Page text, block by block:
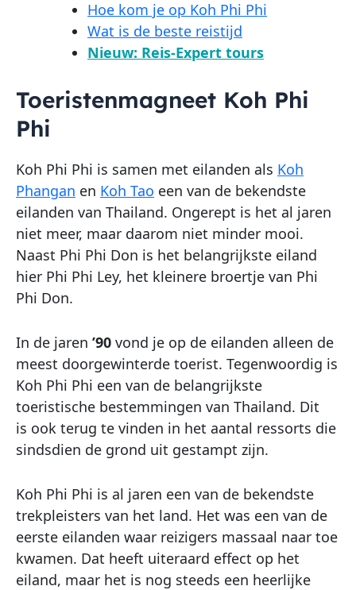
Hoe kom je op Koh Phi Phi
Wat is de beste reistijd
Nieuw: Reis-Expert tours
Toeristenmagneet Koh Phi
Phi
Koh Phi Phi is samen met eilanden als Koh
Phangan en Koh Tao een van de bekendste
eilanden van Thailand. Ongerept is het al jaren
niet meer, maar daarom niet minder mooi.
Naast Phi Phi Don is het belangrijkste eiland
hier Phi Phi Ley, het kleinere broertje van Phi
Phi Don.
In de jaren ’90 vond je op de eilanden alleen de
meest doorgewinterde toerist. Tegenwoordig is
Koh Phi Phi een van de belangrijkste
toeristische bestemmingen van Thailand. Dit
is ook terug te vinden in het aantal ressorts die
sindsdien de grond uit gestampt zijn.
Koh Phi Phi is al jaren een van de bekendste
trekpleisters van het land. Het was een van de
eerste eilanden waar reizigers massaal naar toe
kwamen. Dat heeft uiteraard effect op het
eiland, maar het is nog steeds een heerlijke